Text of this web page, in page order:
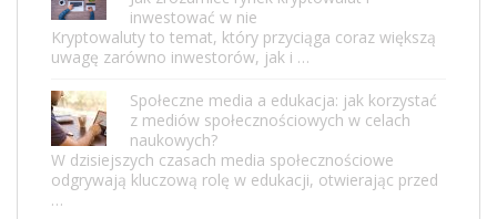
inwestować w nie
Kryptowaluty to temat, który przyciąga coraz większą
uwagę zarówno inwestorów, jak i …
Społeczne media a edukacja: jak korzystać
z mediów społecznościowych w celach
naukowych?
W dzisiejszych czasach media społecznościowe
odgrywają kluczową rolę w edukacji, otwierając przed
…